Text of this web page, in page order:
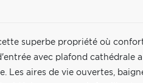
superbe propriété où
avec plafond cathédrale
Les aires de vie ouvertes,